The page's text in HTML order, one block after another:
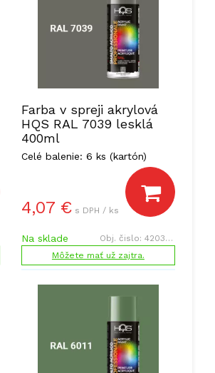
Farba v spreji akrylová
HQS RAL 7039 lesklá
400ml
Celé balenie: 6 ks (kartón)
4,07 € s DPH / ks
Na sklade Obj. čislo:420392
Môžete mať už zajtra.